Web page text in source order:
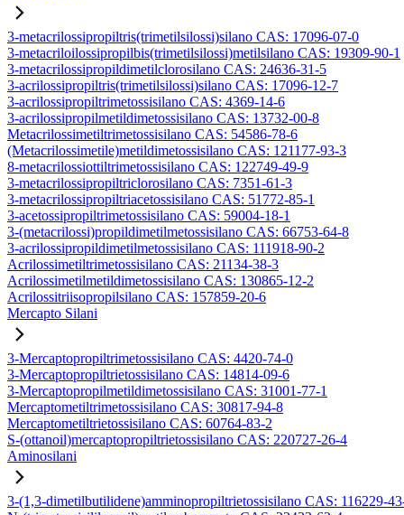
3-metacrilossipropiltris(trimetilsilossi)silano CAS: 17096-07-0
3-metacriloilossipropilbis(trimetilsilossi)metilsilano CAS: 19309-90-1
3-metacrilossipropildimetilclorosilano CAS: 24636-31-5
3-acrilossipropiltris(trimetilsilossi)silano CAS: 17096-12-7
3-acrilossipropiltrimetossisilano CAS: 4369-14-6
3-acrilossipropilmetildimetossisilano CAS: 13732-00-8
Metacrilossimetiltrimetossisilano CAS: 54586-78-6
(Metacrilossimetile)metildimetossisilano CAS: 121177-93-3
8-metacrilossiottiltrimetossisilano CAS: 122749-49-9
3-metacrilossipropiltriclorosilano CAS: 7351-61-3
3-metacrilossipropiltriacetossisilano CAS: 51772-85-1
3-acetossipropiltrimetossisilano CAS: 59004-18-1
3-(metacrilossi)propildimetilmetossisilano CAS: 66753-64-8
3-acrilossipropildimetilmetossisilano CAS: 111918-90-2
Acrilossimetiltrimetossisilano CAS: 21134-38-3
Acrilossimetilmetildimetossisilano CAS: 130865-12-2
Acrilossitriisopropilsilano CAS: 157859-20-6
Mercapto Silani
3-Mercaptopropiltrimetossisilano CAS: 4420-74-0
3-Mercaptopropiltrietossisilano CAS: 14814-09-6
3-Mercaptopropilmetildimetossisilano CAS: 31001-77-1
Mercaptometiltrimetossisilano CAS: 30817-94-8
Mercaptometiltrietossisilano CAS: 60764-83-2
S-(ottanoil)mercaptopropiltrietossisilano CAS: 220727-26-4
Aminosilani
3-(1,3-dimetilbutilidene)amminopropiltrietossisilano CAS: 116229-